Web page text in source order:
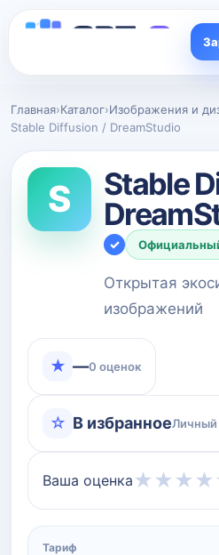
Главная›Каталог›Изображения и
Stable Diffusion / DreamStudio
S
Stable
✓
Открытая
изображений
★ —0 оценок
☆ В избранноеЛичный
Ваша оценка ★ ★ ★ ★
Тариф